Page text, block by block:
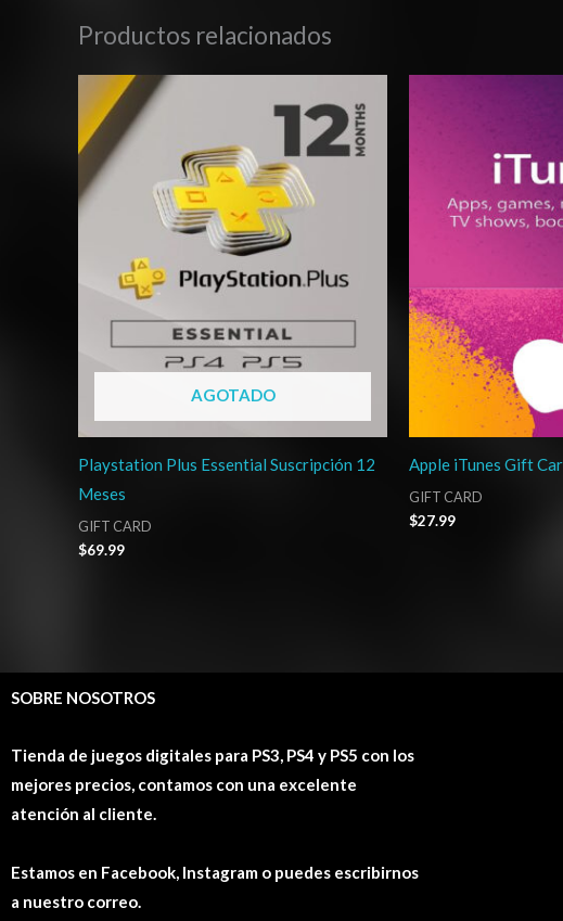
Productos relacionados
AGOTADO
Playstation Plus Essential Suscripción 12
Meses
GIFT CARD
$69.99
Apple iTunes Gift
GIFT CARD
$27.99
SOBRE NOSOTROS
Tienda de juegos digitales para PS3, PS4 y PS5 con los
mejores precios, contamos con una excelente
atención al cliente.
Estamos en Facebook, Instagram o puedes escribirnos
a nuestro correo.